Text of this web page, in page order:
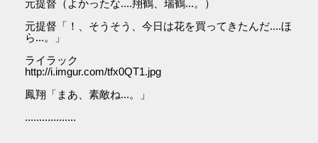
元提督（よかったな....翔鶴、瑞鶴...。）
元提督「！、そうそう、今日は花を買ってきたんだ....ほ
ら...。」
ライラック
http://i.imgur.com/tfx0QT1.jpg
鳳翔「まあ、素敵ね...。」
..................